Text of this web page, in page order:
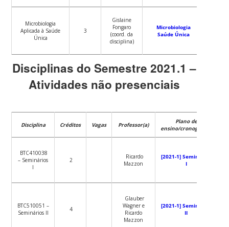
Microbiologia
Aplicada à Saúde
Única
3
Gislaine
Fongaro
(coord. da
disciplina)
Microbiologia
Saúde Única
Disciplinas do Semestre 2021.1 –
Atividades não presenciais
Disciplina Créditos Vagas Professor(a)
Plano de
ensino/cronograma
BTC410038
– Seminários
I
2
Ricardo
Mazzon
[2021-1] Seminários
I
BTC510051 –
Seminários II
4
Glauber
Wagner e
Ricardo
Mazzon
[2021-1] Seminários
II